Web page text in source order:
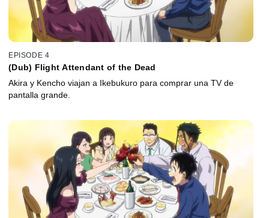
EPISODE 4
(Dub) Flight Attendant of the Dead
Akira y Kencho viajan a Ikebukuro para comprar una TV de
pantalla grande.